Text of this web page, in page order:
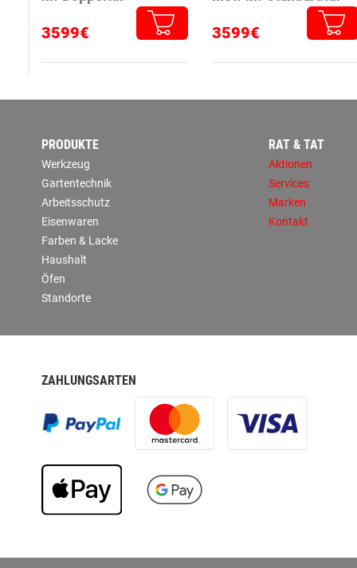
3599€
3599€
PRODUKTE
Werkzeug
Gartentechnik
Arbeitsschutz
Eisenwaren
Farben & Lacke
Haushalt
Öfen
Standorte
RAT & TAT
Aktionen
Services
Marken
Kontakt
ZAHLUNGSARTEN